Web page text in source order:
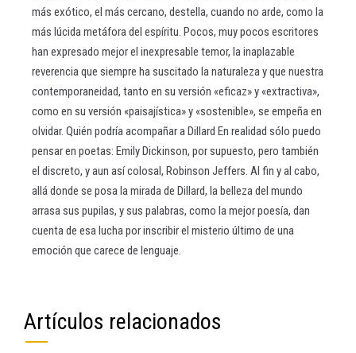
más exótico, el más cercano, destella, cuando no arde, como la
más lúcida metáfora del espíritu. Pocos, muy pocos escritores
han expresado mejor el inexpresable temor, la inaplazable
reverencia que siempre ha suscitado la naturaleza y que nuestra
contemporaneidad, tanto en su versión «eficaz» y «extractiva»,
como en su versión «paisajística» y «sostenible», se empeña en
olvidar. Quién podría acompañar a Dillard En realidad sólo puedo
pensar en poetas: Emily Dickinson, por supuesto, pero también
el discreto, y aun así colosal, Robinson Jeffers. Al fin y al cabo,
allá donde se posa la mirada de Dillard, la belleza del mundo
arrasa sus pupilas, y sus palabras, como la mejor poesía, dan
cuenta de esa lucha por inscribir el misterio último de una
emoción que carece de lenguaje.
Artículos relacionados